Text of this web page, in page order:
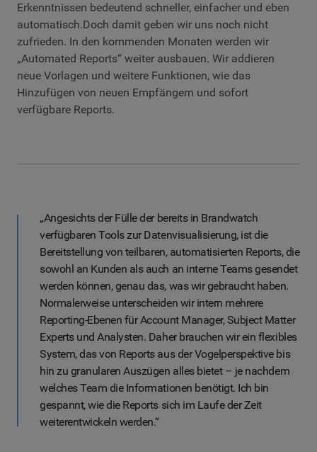
Erkenntnissen bedeutend schneller, einfacher und eben
automatisch.Doch damit geben wir uns noch nicht
zufrieden. In den kommenden Monaten werden wir
„Automated Reports“ weiter ausbauen. Wir addieren
neue Vorlagen und weitere Funktionen, wie das
Hinzufügen von neuen Empfängern und sofort
verfügbare Reports.
„Angesichts der Fülle der bereits in Brandwatch
verfügbaren Tools zur Datenvisualisierung, ist die
Bereitstellung von teilbaren, automatisierten Reports, die
sowohl an Kunden als auch an interne Teams gesendet
werden können, genau das, was wir gebraucht haben.
Normalerweise unterscheiden wir intern mehrere
Reporting-Ebenen für Account Manager, Subject Matter
Experts und Analysten. Daher brauchen wir ein flexibles
System, das von Reports aus der Vogelperspektive bis
hin zu granularen Auszügen alles bietet – je nachdem
welches Team die Informationen benötigt. Ich bin
gespannt, wie die Reports sich im Laufe der Zeit
weiterentwickeln werden.“